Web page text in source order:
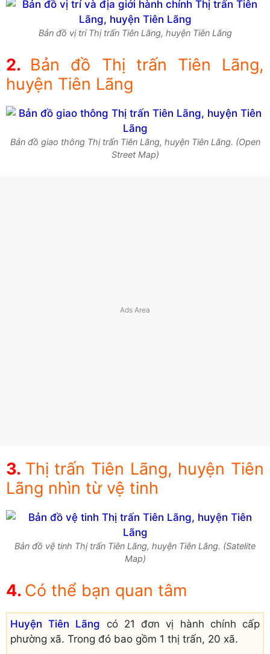
Bản đồ vị trí Thị trấn Tiên Lãng, huyện Tiên Lãng
Bản đồ Thị trấn Tiên Lãng,
huyện Tiên Lãng
Bản đồ giao thông Thị trấn Tiên Lãng, huyện Tiên Lãng. (Open
Street Map)
Thị trấn Tiên Lãng, huyện Tiên
Lãng nhìn từ vệ tinh
Bản đồ vệ tinh Thị trấn Tiên Lãng, huyện Tiên Lãng. (Satelite
Map)
Có thể bạn quan tâm
Huyện Tiên Lãng có 21 đơn vị hành chính cấp
phường xã. Trong đó bao gồm 1 thị trấn, 20 xã.